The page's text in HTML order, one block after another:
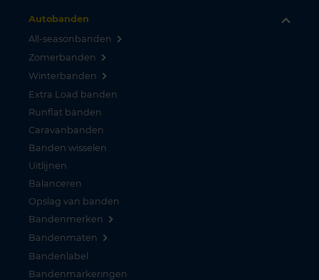
Autobanden
All-seasonbanden
Zomerbanden
Winterbanden
Extra Load banden
Runflat banden
Caravanbanden
Banden wisselen
Uitlijnen
Balanceren
Opslag van banden
Bandenmerken
Bandenmaten
Bandenlabel
Bandenmarkeringen